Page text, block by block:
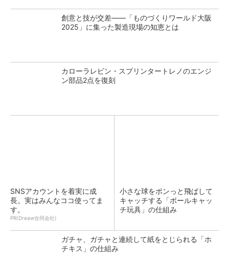
創意と技が交差――「ものづくりワールド大阪
2025」に集った製造現場の知恵とは
カローラレビン・スプリンタートレノのエンジ
ン部品2点を復刻
SNSアカウントを着実に成
長。実はみんなココ使ってま
す。
PR(Dreaw合同会社)
小さな球をポンっと飛ばして
キャッチする「ボールキャッ
チ玩具」の仕組み
ガチャ、ガチャと連続して紙をとじられる「ホ
チキス」の仕組み